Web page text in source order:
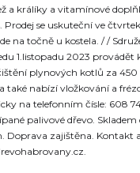
a králíky a vitamínové
se uskuteční ve
na točně u kostela. / /
1.listopadu 2023 provádět
plynových kotlů za 450
také nabízí vložkování a
na telefonním čísle: 608
palivové dřevo. Skladem
Doprava zajištěna. Kontakt